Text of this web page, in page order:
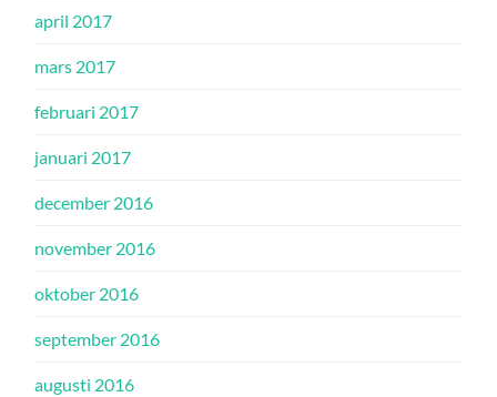
april 2017
mars 2017
februari 2017
januari 2017
december 2016
november 2016
oktober 2016
september 2016
augusti 2016